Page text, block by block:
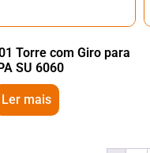
Torre com Giro para
SU 6060
Ler mais